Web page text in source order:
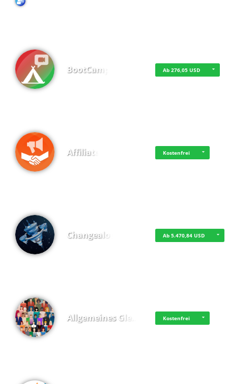
BootCamp Ab 276,05 USD
Affiliate Kostenfrei
Changealot Ab 5.470,84 USD
Allgemeines Gle… Kostenfrei